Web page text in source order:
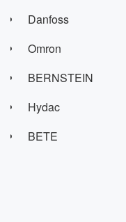
Danfoss
Omron
BERNSTEIN
Hydac
BETE